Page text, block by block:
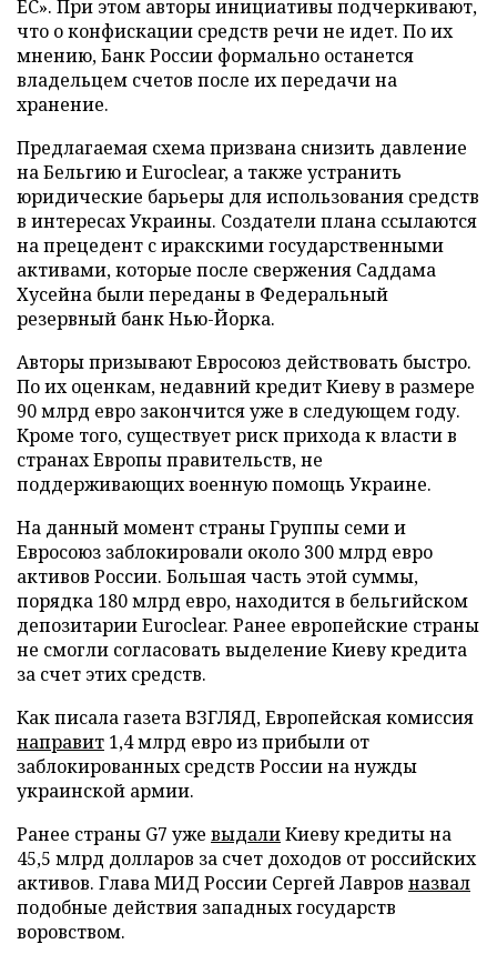
ЕС». При этом авторы инициативы подчеркивают,
что о конфискации средств речи не идет. По их
мнению, Банк России формально останется
владельцем счетов после их передачи на
хранение.
Предлагаемая схема призвана снизить давление
на Бельгию и Euroclear, а также устранить
юридические барьеры для использования средств
в интересах Украины. Создатели плана ссылаются
на прецедент с иракскими государственными
активами, которые после свержения Саддама
Хусейна были переданы в Федеральный
резервный банк Нью-Йорка.
Авторы призывают Евросоюз действовать быстро.
По их оценкам, недавний кредит Киеву в размере
90 млрд евро закончится уже в следующем году.
Кроме того, существует риск прихода к власти в
странах Европы правительств, не
поддерживающих военную помощь Украине.
На данный момент страны Группы семи и
Евросоюз заблокировали около 300 млрд евро
активов России. Большая часть этой суммы,
порядка 180 млрд евро, находится в бельгийском
депозитарии Euroclear. Ранее европейские страны
не смогли согласовать выделение Киеву кредита
за счет этих средств.
Как писала газета ВЗГЛЯД, Европейская комиссия
направит 1,4 млрд евро из прибыли от
заблокированных средств России на нужды
украинской армии.
Ранее страны G7 уже выдалиКиеву кредиты на
45,5 млрд долларов за счет доходов от российских
активов. Глава МИД России Сергей Лавров назвал
подобные действия западных государств
воровством.